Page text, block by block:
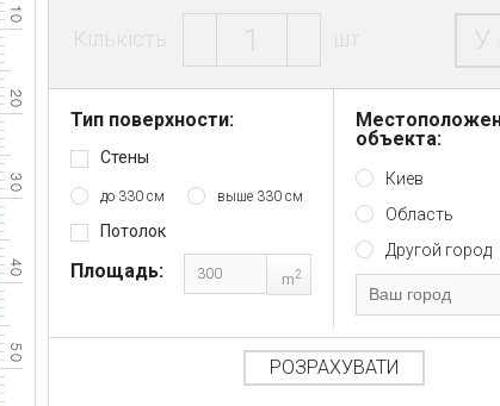
Кількість: шт. У
Тип поверхности:
Стены
до 330 см выше 330 см
Потолок
Площадь: m2
объекта:
Киев
Область
Другой город
РОЗРАХУВАТИ